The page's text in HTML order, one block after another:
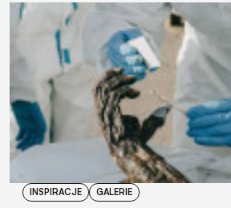
INSPIRACJE GALERIE